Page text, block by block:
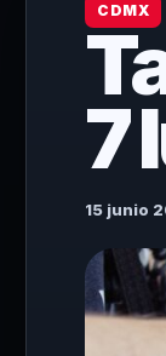
CDMX
7
15 junio